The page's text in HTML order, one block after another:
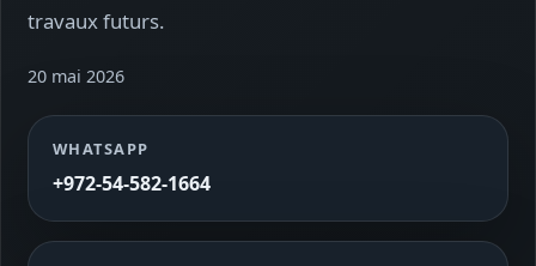
travaux futurs.
20 mai 2026
WHATSAPP
+972-54-582-1664